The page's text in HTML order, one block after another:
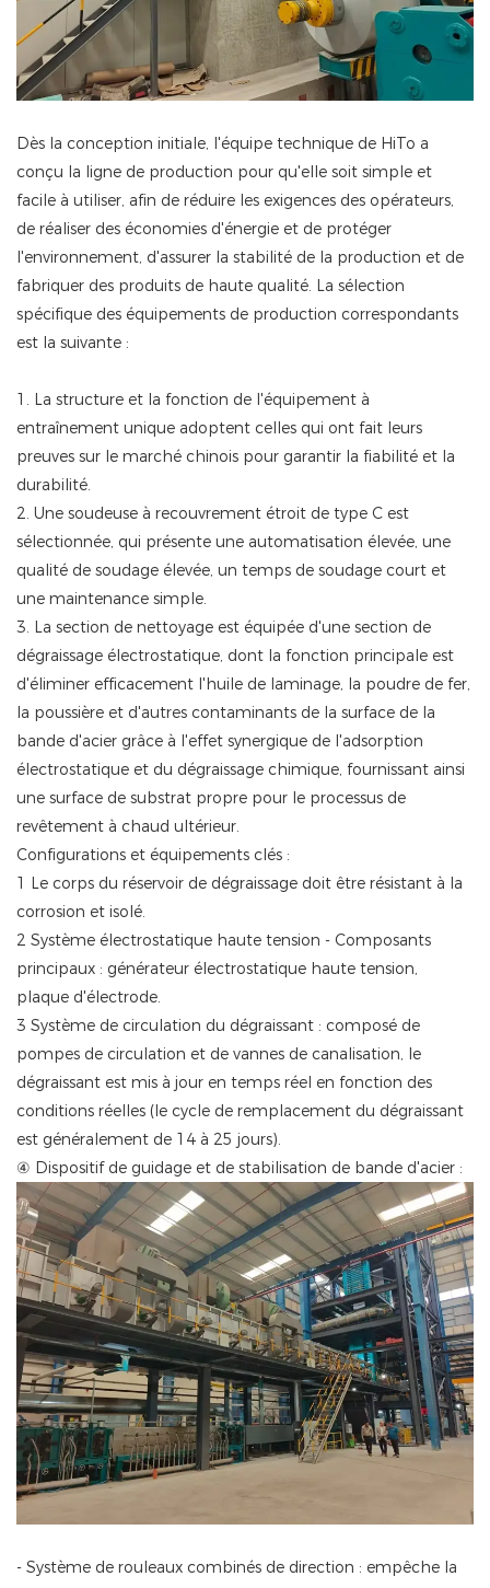
Dès la conception initiale, l'équipe technique de HiTo a
conçu la ligne de production pour qu'elle soit simple et
facile à utiliser, afin de réduire les exigences des opérateurs,
de réaliser des économies d'énergie et de protéger
l'environnement, d'assurer la stabilité de la production et de
fabriquer des produits de haute qualité. La sélection
spécifique des équipements de production correspondants
est la suivante :
1. La structure et la fonction de l'équipement à
entraînement unique adoptent celles qui ont fait leurs
preuves sur le marché chinois pour garantir la fiabilité et la
durabilité.
2. Une soudeuse à recouvrement étroit de type C est
sélectionnée, qui présente une automatisation élevée, une
qualité de soudage élevée, un temps de soudage court et
une maintenance simple.
3. La section de nettoyage est équipée d'une section de
dégraissage électrostatique, dont la fonction principale est
d'éliminer efficacement l'huile de laminage, la poudre de fer,
la poussière et d'autres contaminants de la surface de la
bande d'acier grâce à l'effet synergique de l'adsorption
électrostatique et du dégraissage chimique, fournissant ainsi
une surface de substrat propre pour le processus de
revêtement à chaud ultérieur.
Configurations et équipements clés :
1 Le corps du réservoir de dégraissage doit être résistant à la
corrosion et isolé.
2 Système électrostatique haute tension - Composants
principaux : générateur électrostatique haute tension,
plaque d'électrode.
3 Système de circulation du dégraissant : composé de
pompes de circulation et de vannes de canalisation, le
dégraissant est mis à jour en temps réel en fonction des
conditions réelles (le cycle de remplacement du dégraissant
est généralement de 14 à 25 jours).
④ Dispositif de guidage et de stabilisation de bande d'acier :
- Système de rouleaux combinés de direction : empêche la